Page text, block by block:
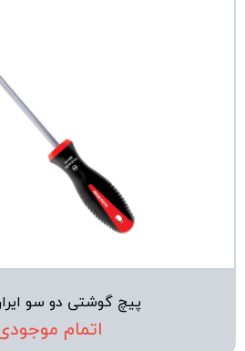
پیچ گوشتی دو سو
اتمام